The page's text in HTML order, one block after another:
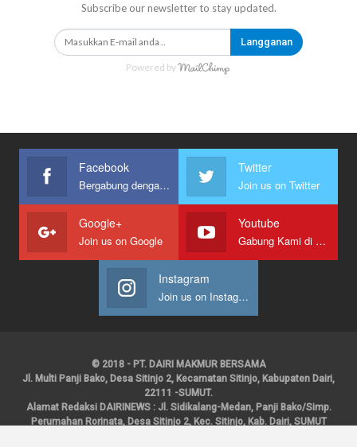
Subscribe our newsletter to stay updated.
Langganan
Powered by
Facebook
Bergabung dengan kami
Twitter
Join us on Twitter
Google+
Join us on Google
Youtube
Gabung Kami di Youtube
Instagram
Join us on Instagram
© 2018 - PT. DAIRI MAKMUR BERSAMA
Jl. Multi Panji Bako, Desa Sitinjo 2, Kecamatan Sitinjo, Kabupaten Dairi,
22111 -SUMUT.
Alamat Redaksi DAIRINEWS : Jl. Sidikalang-Medan, Panji Bako/Simp.
Perumahan Rorinata, Desa Sitinjo 2, Kec. Sitinjo, Kab. Dairi, SUMUT